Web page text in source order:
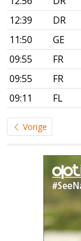
12:39
DR
11:50
GE
09:55
FR
09:55
FR
09:11
FL
Vorige